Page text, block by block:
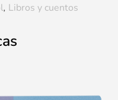
, Libros y cuentos